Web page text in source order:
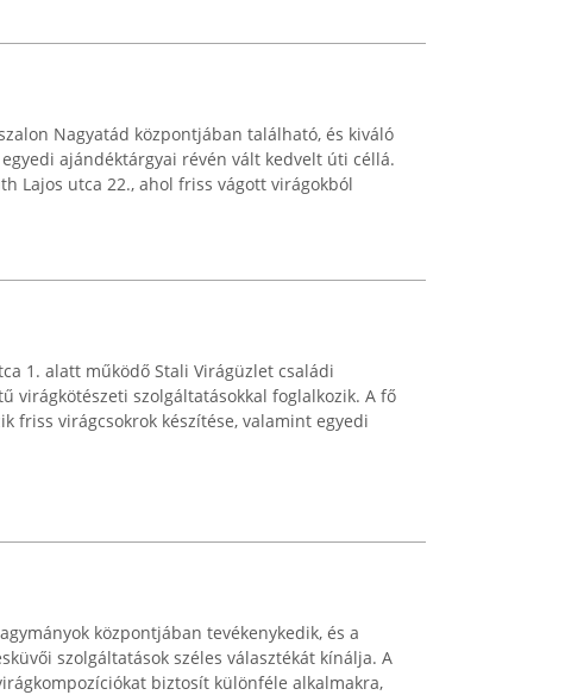
Nagyatád központjában található, és kiváló
ajándéktárgyai révén vált kedvelt úti céllá.
Lajos utca 22., ahol friss vágott virágokból
1. alatt működő Stali Virágüzlet családi
virágkötészeti szolgáltatásokkal foglalkozik. A fő
friss virágcsokrok készítése, valamint egyedi
központjában tevékenykedik, és a
szolgáltatások széles választékát kínálja. A
biztosít különféle alkalmakra,